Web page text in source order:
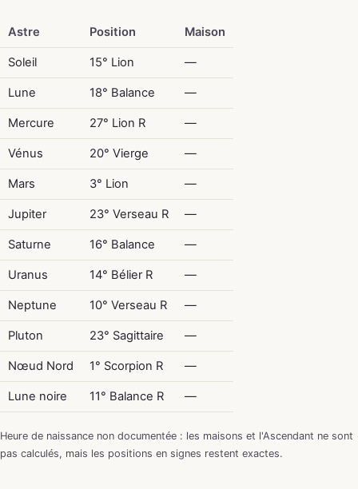
Astre Position Maison
Soleil 15° Lion —
Lune 18° Balance —
Mercure 27° Lion R —
Vénus 20° Vierge —
Mars 3° Lion —
Jupiter 23° Verseau R —
Saturne 16° Balance —
Uranus 14° Bélier R —
Neptune 10° Verseau R —
Pluton 23° Sagittaire —
Nœud Nord 1° Scorpion R —
Lune noire 11° Balance R —
Heure de naissance non documentée : les maisons et l'Ascendant ne sont
pas calculés, mais les positions en signes restent exactes.